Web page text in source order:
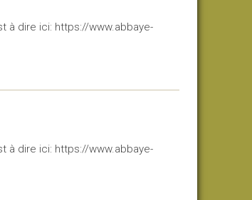
à dire ici: https://www.abbaye-
à dire ici: https://www.abbaye-